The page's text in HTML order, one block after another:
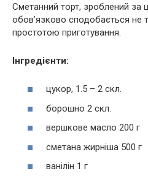
Сметанний торт, зроблений за
обов’язково сподобається не
простотою приготування.
Інгредієнти:
цукор, 1.5 – 2 скл.
борошно 2 скл.
вершкове масло 200 г
сметана жирніша 500 г
ванілін 1 г